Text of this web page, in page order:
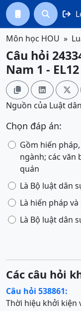
 
Môn học HOU
Câu hỏi
Nam 1 - EL12
  
Nguồn của Luật
Chọn đáp án:
Gồm hiến
ngành; các văn
quán
Là Bộ luật dân
Là hiến pháp
Là Bộ luật dân
Các câu hỏi
Câu hỏi 538861:
Thời hiệu khởi kiện